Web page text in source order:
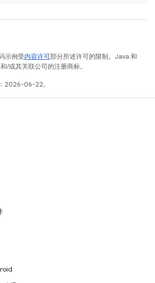
示例受内容许可部分所述许可的限制。Java 和
/或其关联公司的注册商标。
2026-06-22。